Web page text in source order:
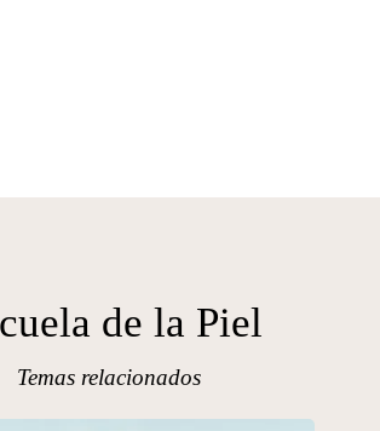
de la Piel
Temas relacionados